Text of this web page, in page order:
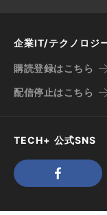
企業IT/テクノロジ
購読登録はこちら
配信停止はこちら
TECH+ 公式SNS